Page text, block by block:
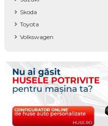
Skoda
Toyota
Volkswagen